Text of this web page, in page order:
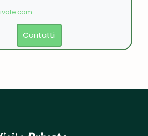
Contatti